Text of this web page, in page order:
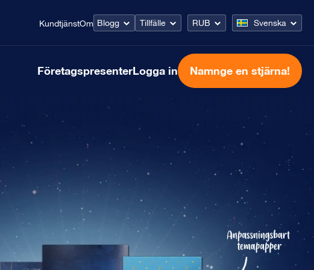
KundtjänstOm Blogg Tillfälle RUB Svenska
FöretagspresenterLogga in Namnge en stjärna!